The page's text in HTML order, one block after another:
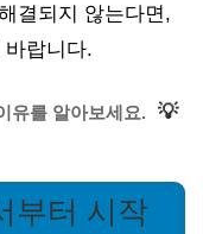
결되지 않는다면,
랍니다.
유를 알아보세요. 💡
부터 시작